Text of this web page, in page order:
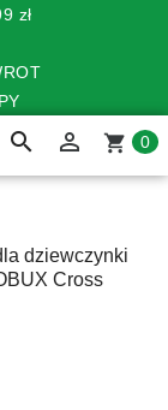
zł
search  shopping_cart 0
dziewczynki
Cross